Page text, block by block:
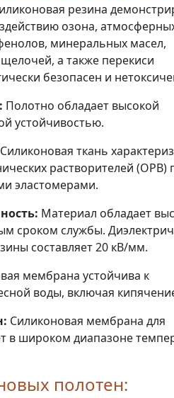
резина
озона,
минеральных масел,
а также перекиси
безопасен и
Полотно обладает высокой
устойчивостью.
Силиконовая ткань
растворителей (ОРВ)
эластомерами.
Материал обладает
сроком службы.
составляет 20 кВ/мм.
мембрана устойчива к
воды, включая
Силиконовая мембрана для
в широком диапазоне
полотен: